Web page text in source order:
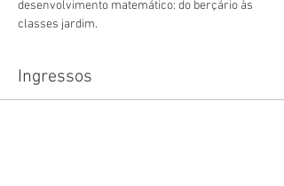
desenvolvimento matemático: do berçário às
classes jardim.
Ingressos